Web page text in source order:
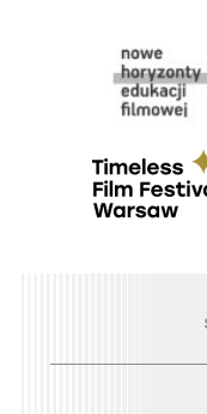
Menu -
Menu -